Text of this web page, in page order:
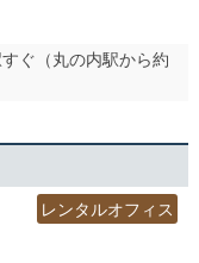
ぐ（丸の内駅から約
レンタルオフィス